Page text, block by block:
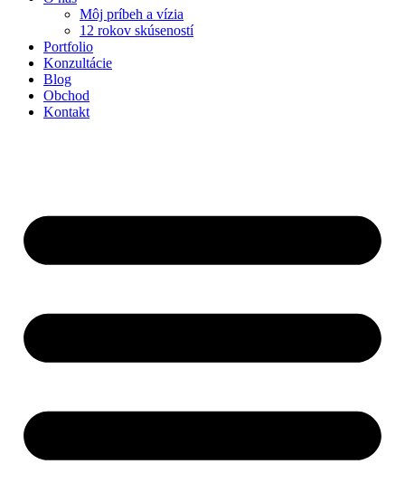
Môj príbeh a vízia
12 rokov skúseností
Portfolio
Konzultácie
Blog
Obchod
Kontakt